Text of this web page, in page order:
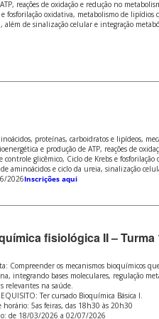
reações de oxidação e redução no
fosforilação oxidativa, metabolismo de lipídios
além de sinalização celular e integração
proteínas, carboidratos e lipídeos,
e produção de ATP, reações de
glicêmico, Ciclo de Krebs e
aminoácidos e ciclo da ureia, sinalização
2026Inscrições aqui
fisiológica II – Turma
Compreender os mecanismos bioquímicos
integrando bases moleculares, regulação
relevantes na saúde.
Ter cursado Bioquímica Básica I.
horário: 5as feiras, das 18h30 às 20h30
de 18/03/2026 a 02/07/2026